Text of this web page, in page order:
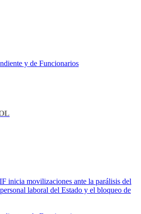
y de Funcionarios
inicia movilizaciones ante la parálisis del
laboral del Estado y el bloqueo de